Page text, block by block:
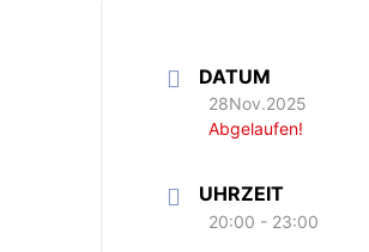
DATUM
28Nov.2025
Abgelaufen!
UHRZEIT
20:00 - 23:00